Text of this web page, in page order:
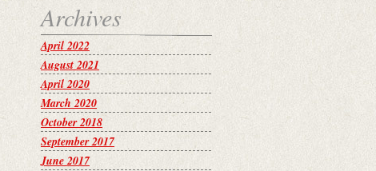
Archives
April 2022
August 2021
April 2020
March 2020
October 2018
September 2017
June 2017